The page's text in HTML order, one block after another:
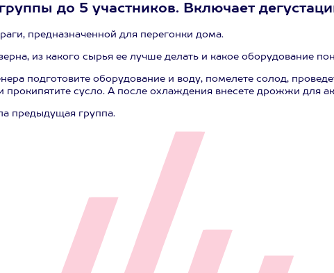
до 5 участников. Включает
предназначенной для перегонки дома.
из какого сырья ее лучше делать и какое оборудование
подготовите оборудование и воду, помелете солод,
прокипятите сусло. А после охлаждения внесете дрожжи для
предыдущая группа.